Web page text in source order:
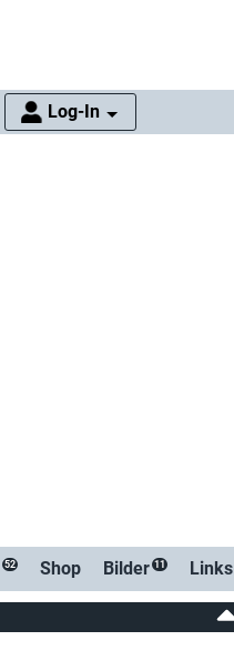
Log-In
52 Shop Bilder 11 Links